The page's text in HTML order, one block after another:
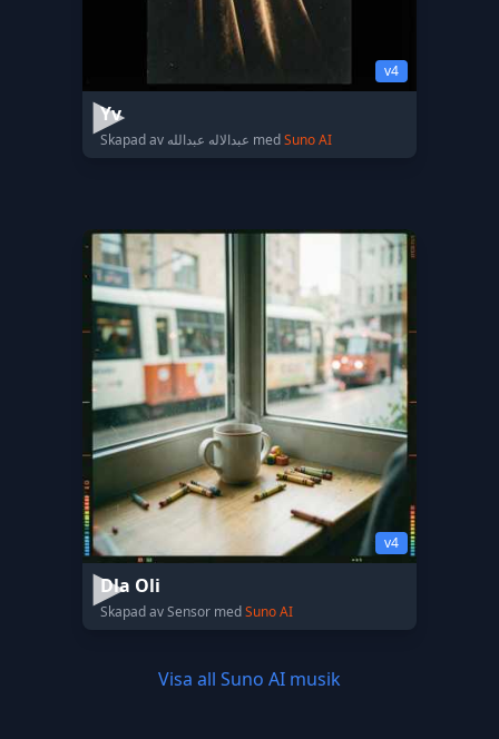
v4
Yv
Skapad av عبدالاله عبدالله medSuno AI
v4
Dla Oli
Skapad av Sensor medSuno AI
Visa all Suno AI musik